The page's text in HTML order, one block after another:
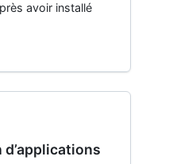
avoir installé